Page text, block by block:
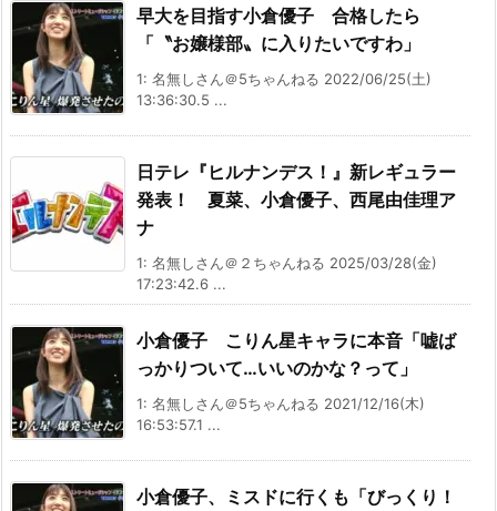
早大を目指す小倉優子 合格したら
「〝お嬢様部〟に入りたいですわ」
1: 名無しさん＠5ちゃんねる 2022/06/25(土)
13:36:30.5 ...
日テレ『ヒルナンデス！』新レギュラー
発表！ 夏菜、小倉優子、西尾由佳理ア
ナ
1: 名無しさん＠２ちゃんねる 2025/03/28(金)
17:23:42.6 ...
小倉優子 こりん星キャラに本音「嘘ば
っかりついて…いいのかな？って」
1: 名無しさん＠5ちゃんねる 2021/12/16(木)
16:53:57.1 ...
小倉優子、ミスドに行くも「びっくり！